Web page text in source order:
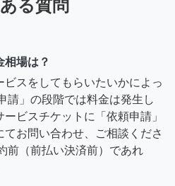
る質問
相場は？
ビスをしてもらいたいかによっ
請」の段階では料金は発生し
ビスチケットに「依頼申請」
お問い合わせ、ご相談くださ
前（前払い決済前）であれ